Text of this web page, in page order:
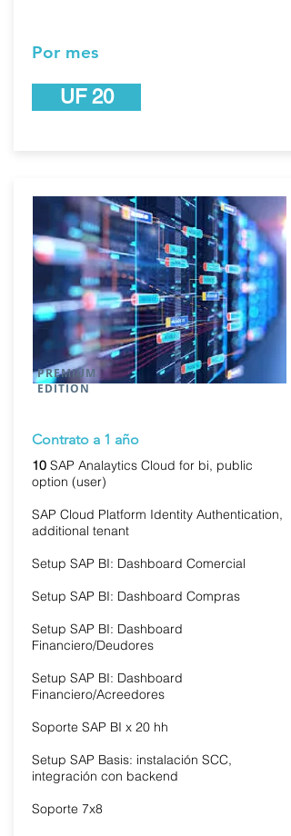
Por mes
UF 20
PREMIUM
EDITION
Contrato a 1 año
10 SAP Analaytics Cloud for bi, public
option (user)
SAP Cloud Platform Identity Authentication,
additional tenant
Setup SAP BI: Dashboard Comercial
Setup SAP BI: Dashboard Compras
Setup SAP BI: Dashboard
Financiero/Deudores
Setup SAP BI: Dashboard
Financiero/Acreedores
Soporte SAP BI x 20 hh
Setup SAP Basis: instalación SCC,
integración con backend
Soporte 7x8